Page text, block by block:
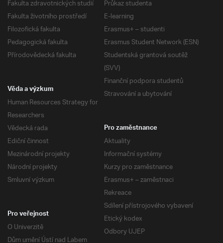
Fakulta zdravotnických studií
Fakulta životního prostředí
Filozofická fakulta
Pedagogická fakulta
Přírodovědecká fakulta
Průkaz studenta
E-learning
Erasmus+ – studenti
Erasmus Student Network (ESN)
Studentská grantová soutěž
(SVV)
Finanční podpora studentů
Stravování a ubytování
Věda a výzkum
Human Resources Strategy for
Researchers
Vědecká rada
Ediční činnost
Mezinárodní projekty
Národní projekty
Smluvní výzkum
Pro zaměstnance
Aktuality
Informační systémy
Kurzy pro zaměstnance
Erasmus+ – zaměstnaci
Rekreace
Sdílení přístrojového vybavení
Etický kodex
Odbory UJEP
Pro veřejnost
O Univerzitě
Dům umění Ústí nad Labem